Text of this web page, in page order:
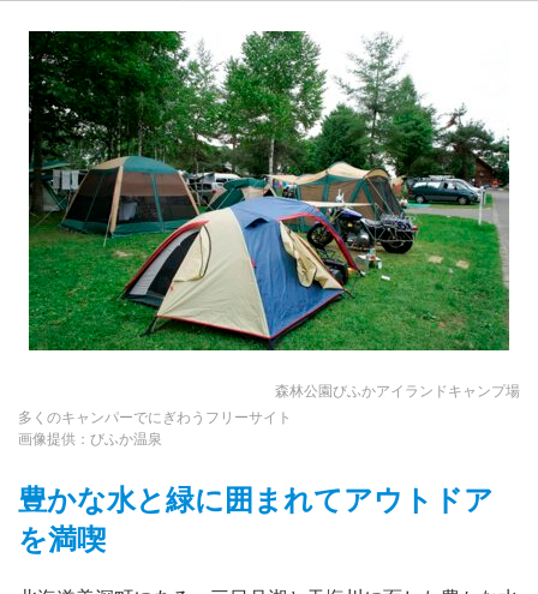
森林公園びふかアイランドキャンプ場
多くのキャンパーでにぎわうフリーサイト
画像提供：びふか温泉
豊かな水と緑に囲まれてアウトドア
を満喫